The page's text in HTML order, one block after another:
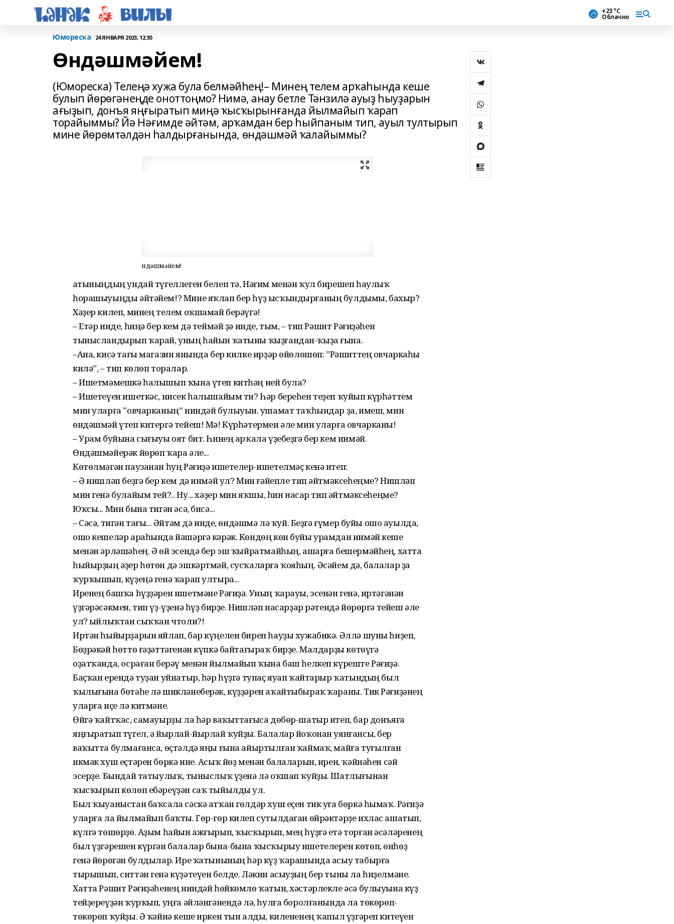
+23 °С
Облачно
Юмореска 24 ЯНВАРЯ 2023, 12:30
Өндәшмәйем!
(Юмореска) Телеңә хужа була бел­мәй­һең!– Минең телем арҡа­һында кеше
булып йөрө­гәнеңде оноттоңмо? Нимә, анау бетле Тәнзилә ауыҙ һыуҙарын
ағыҙып, донъя яңғыратып миңә ҡысҡырынғанда йылмайып ҡарап
торайыммы? Йә Нәғимде әйтәм, арҡамдан бер һыйпаным тип, ауыл тултырып
мине йөрөм­тәлдән һалдырғанында, өндәш­мәй ҡалайыммы?
Өндәшмәйем!
Ҡатыныңдың ундай түгеллеген белеп тә, Нәғим менән ҡул бирешеп һаулыҡ
һорашыуыңды әйтәйем!? Мине яҡлап бер һүҙ ысҡындырғаның булдымы, бахыр?
Хәҙер килеп, минең телем оҡшамай берәүгә!
– Етәр инде, һиңә бер кем дә теймәй ҙә инде, тым, – тип Рәшит Рәғиҙәһен
тынысландырып ҡа­рай, уның һайын ҡатыны ҡыҙғандан-ҡыҙа ғына.
–Ана, кисә тағы магазин янында бер килке ирҙәр өйөлөшөп: ”Рәшиттең овчаркаһы
килә”, – тип көлөп торалар.
– Ишетмәмешкә һалышып ҡына үтеп китһәң ней була?
– Ишетеүен ишеткәс, нисек һалышайым ти? Һәр береһен теҙеп ҡуйып күрһәттем
мин уларға ”овчарканың” ниндәй булыуын. Ҡушамат таҡһындар ҙа, имеш, мин
өндәшмәй үтеп китергә тейеш! Мә! Күрһәтермен әле мин уларға овчарканы!
– Урам буйына сығыуы оят бит. Һинең арҡала үҙебеҙгә бер кем инмәй.
Өндәшмәйерәк йөрөп ҡара әле...
Көтөлмәгән паузанан һуң Рәғиҙә ишетелер-ишетелмәҫ кенә итеп:
– Ә нишләп беҙгә бер кем дә инмәй ул? Мин ғәйепле тип әйтмәксеһеңме? Нишләп
мин генә булайым тей?.. Ну... хәҙер мин яҡшы, һин насар тип әйт­мәксеһеңме?
Юҡсы... Мин бына тигән әсә, бисә...
– Сәсә, тигән тағы... Әйтәм дә инде, өндәшмә лә ҡуй. Беҙгә ғүмер буйы ошо ауылда,
ошо кешеләр араһында йәшәргә кәрәк. Көндөң көн буйы урамдан инмәй кеше
менән әрләшәһең. Ә өй эсендә бер эш ҡыйрат­майһың, ашарға бешермәйһең, хатта
һыйырҙың әҙер һөтөн дә эшкәртмәй, сусҡаларға ҡояһың. Әсәйем дә, балалар ҙа
ҡур­ҡышып, күҙеңә генә ҡарап ултыра...
Иренең башҡа һүҙҙәрен ишетмәне Рәғиҙә. Уның ҡарауы, эсенән генә, иртәгәнән
үҙгәрә­сәкмен, тип үҙ-үҙенә һүҙ бирҙе. Нишләп насарҙар рәтендә йө­рөргә тейеш әле
ул? Ҡыйлыҡтан сыҡҡан чтоли?!
Иртән һыйырҙарын яйлап, бар күңелен биреп һауҙы хужабикә. Әллә шуны һиҙеп,
Бөҙрәкәй һөттө ғәҙәттәгенән күпкә бай­тағыраҡ бирҙе. Малдарҙы көтөү­гә
оҙатҡанда, осраған берәү менән йылмайып ҡына баш һелкеп күреште Рәғиҙә.
Баҫҡан ерендә туҙан уйнатыр, һәр һүҙгә тупаҫ яуап ҡайтарыр ҡатындың был
ҡылығына бөтәһе лә шик­ләнеберәк, күҙҙәрен аҡайтыбы­раҡ ҡараны. Тик Рәғиҙәнең
улар­ға иҫе лә китмәне.
Өйгә ҡайтҡас, самауырҙы ла һәр ваҡыттағыса дөбөр-шатыр итеп, бар донъяға
яңғыратып түгел, ә йырлай-йырлай ҡуйҙы. Балалар йоҡонан уянғансы, бер
ваҡытта булмағанса, өҫтәлдә яңы ғына айыртылған ҡаймаҡ, майға туғылған
икмәк хуш еҫтәрен бөркә ине. Асыҡ йөҙ менән балаларын, ирен, ҡәйнәһен сәй
эсерҙе. Бындай татыулыҡ, ты­ныс­лыҡ үҙенә лә оҡшап ҡуйҙы. Шатлығынан
ҡысҡырып көлөп ебәреүҙән саҡ тыйылды ул.
Был ҡыуаныстан баҡсала сәскә атҡан гөлдәр хуш еҫен тик уға бөркә һымаҡ. Рәғиҙә
уларға ла йылмайып баҡты. Гөр-гөр килеп сутылдаған өйрәктәрҙе ихлас ашатып,
күлгә төшөрҙө. Аҙым һайын ажғырып, ҡысҡырып, мең һүҙгә етә торған әсәләренең
был үҙгәрешен күргән балалар бына-бына ҡысҡырыу ишетелерен көтөп, өнһөҙ
генә йөрөгән булдылар. Ире ҡатынының һәр күҙ ҡарашында асыу табырға
тырышып, ситтән генә күҙәтеүен белде. Ләкин асыуҙың бер тыны ла һиҙелмәне.
Хатта Рәшит Рәғи­ҙәһенең ниндәй һөйкөмлө ҡатын, хәстәрлекле әсә булыуына күҙ
тейҙереүҙән ҡурҡып, уңға әйлән­гәнендә лә, һулға боролғанында ла төкөрөп-
төкөрөп ҡуйҙы. Ә ҡәйнә кеше иркен тын алды, килененең ҡапыл үҙгәреп китеүен